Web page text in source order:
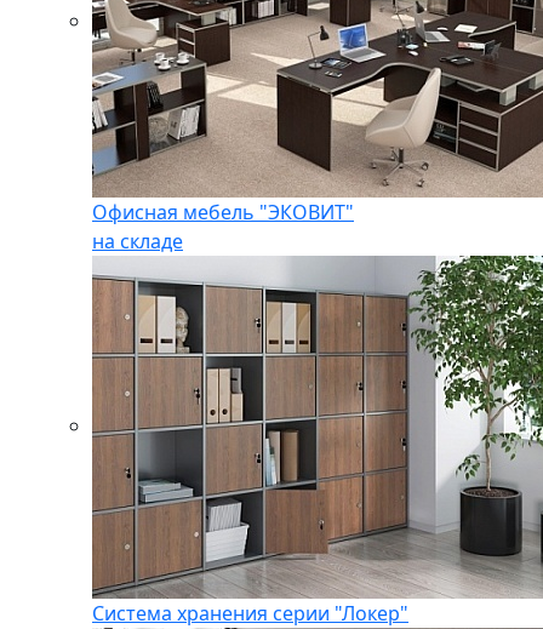
Офисная мебель "ЭКОВИТ"
на складе
Система хранения серии "Локер"